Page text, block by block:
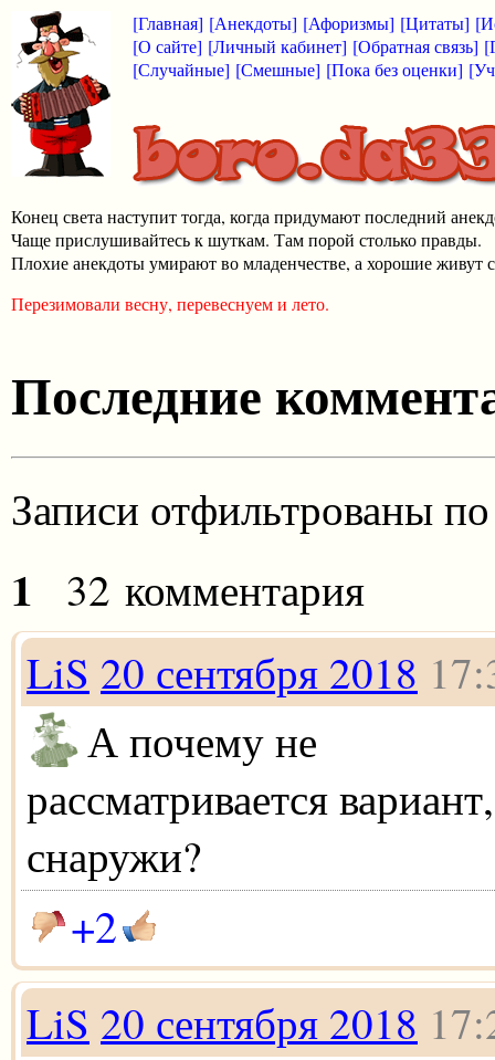
[Главная] [Анекдоты] [Афоризмы] [Цитаты]
[О сайте] [Личный кабинет] [Обратная связь]
[Случайные] [Смешные] [Пока без оценки]
Конец света наступит тогда, когда придумают последний
Чаще прислушивайтесь к шуткам. Там порой столько правды.
Плохие анекдоты умирают во младенчестве, а хорошие живут
Перезимовали весну, перевеснуем и лето.
Последние
Записи отфильтрованы
1
32 комментария
LiS 20 сентября 2018
А почему не
рассматривается
снаружи?
+2
LiS 20 сентября 2018